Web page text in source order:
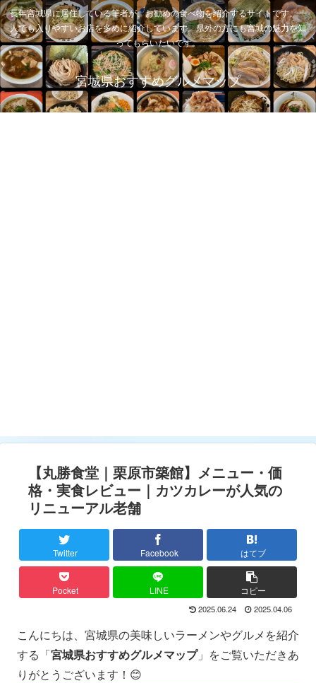
長年宮城県に居住している筆者が、お勧めの食べ物を紹介するサイトです。一
人でも入りやすいお店を多めに紹介しています。県外の方にも宮城の魅力を知
ってもらいたいです。
宮城県おすすめグルメマップ
【丸勝食堂｜栗原市築館】メニュー・価
格・実食レビュー｜カツカレーが人気の
リニューアル老舗
Twitter Facebook はてブ
Pocket LINE コピー
2025.06.24 2025.04.06
こんにちは、宮城県の美味しいラーメンやグルメを紹介
する「宮城県おすすめグルメマップ」をご覧いただきあ
りがとうございます！😊